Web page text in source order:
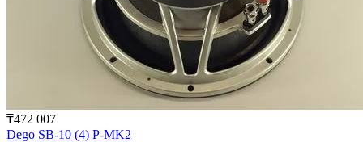
₸472 007
Dego SB-10 (4) P-MK2